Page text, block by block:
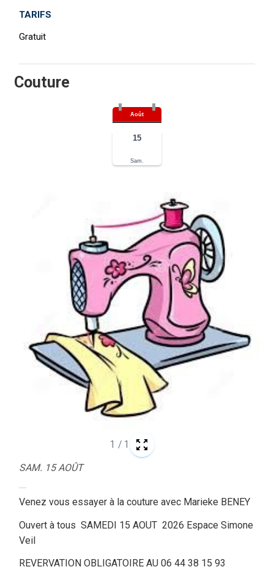
TARIFS
Gratuit
Couture
Août
15
Sam.
1 / 1
SAM. 15 AOÛT
Venez vous essayer à la couture avec Marieke BENEY
Ouvert à tous SAMEDI 15 AOUT 2026 Espace Simone
Veil
REVERVATION OBLIGATOIRE AU 06 44 38 15 93